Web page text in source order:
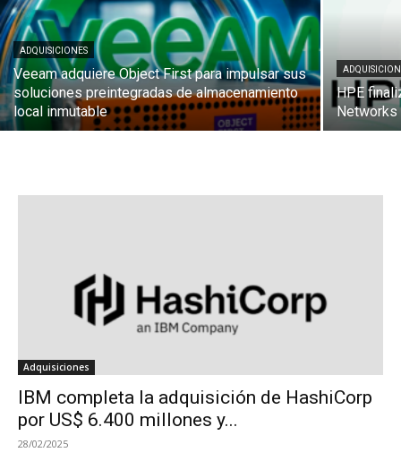
ADQUISICIONES
Veeam adquiere Object First para impulsar sus
soluciones preintegradas de almacenamiento
local inmutable
HPE
Networks
Adquisiciones
IBM completa la adquisición de HashiCorp
por US$ 6.400 millones y...
28/02/2025